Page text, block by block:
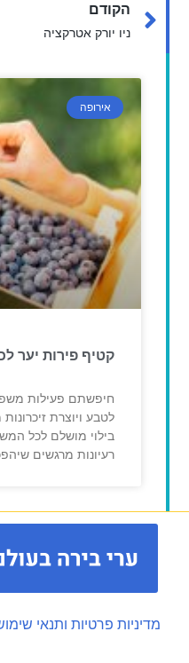
הקודם
ניו יורק אטרקציה
אירופה
קטיף פירות יער
חיפשתם פעילות
לטבע ויוצרת
בילוי מושלם לכל
רעיונות מרגשים
מדיניות פרטיות ותנאי